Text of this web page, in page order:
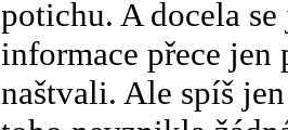
potichu. A docela
informace přece jen
naštvali. Ale spíš